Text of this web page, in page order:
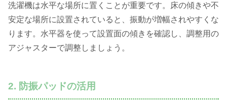
洗濯機は水平な場所に置くことが重要です。床の傾きや不
安定な場所に設置されていると、振動が増幅されやすくな
ります。水平器を使って設置面の傾きを確認し、調整用の
アジャスターで調整しましょう。
2. 防振パッドの活用